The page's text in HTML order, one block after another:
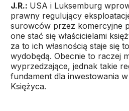
J.R.: USA i Luksemburg
prawny regulujący
surowców przez komercyjne
one stać się właścicielami
za to ich własnością staje się
wydobędą. Obecnie to raczej
wyprzedzające, jednak takie
fundament dla inwestowania
Księżyca.